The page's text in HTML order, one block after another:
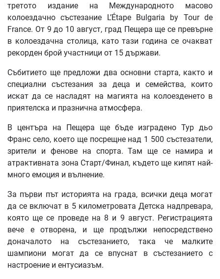
третото издание на Международното масово
колоездачно състезание L’Étape Bulgaria by Tour de
France. От 9 до 10 август, град Пещера ще се превърне
в колоездачна столица, като тази година се очакват
рекорден брой участници от 15 държави.
Събитието ще предложи два основни старта, както и
специални състезания за деца и семейства, които
искат да се насладят на магията на колоезденето в
приятелска и празнична атмосфера.
В центъра на Пещера ще бъде изградено Тур дьо
Франс село, което ще посрещне над 1 500 състезатели,
зрители и фенове на спорта. Там ще се намира и
атрактивната зона Старт/Финал, където ще кипят най-
много емоция и вълнение.
За първи път историята на града, всички деца могат
да се включат в 5 километровата Детска надпревара,
която ще се проведе на 8 и 9 август. Регистрацията
вече е отворена, и ще продължи непосредствено
доначалото на състезанието, така че малките
шампиони могат да се впуснат в състезанието с
настроение и ентусиазъм.